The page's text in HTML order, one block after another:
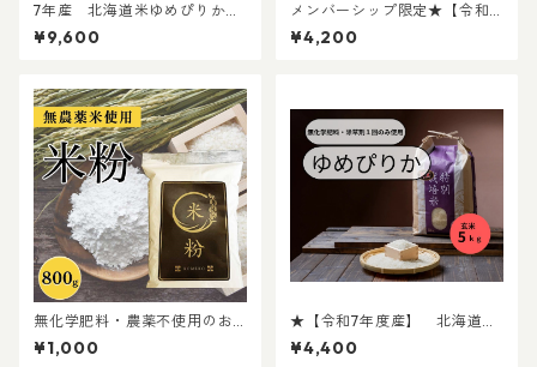
7年産 北海道米ゆめぴりか
（農薬不使用） 玄米 10ｋｇ
¥9,600
メンバーシップ限定★【令和7
年度産】 北海道米 ゆめぴ
りか（無化学肥料・除草剤１
¥4,200
無化学肥料・農薬不使用のお
米から作った米粉 800g
¥1,000
★【令和7年度産】 北海道
米 ゆめぴりか（無化学肥
料・除草剤１回のみ） 玄米5
¥4,400